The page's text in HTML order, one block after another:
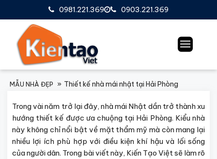
0903.221.369
0981.221.369
MẪU NHÀ ĐẸP Thiết kế nhà mái nhật tại Hải Phòng
Trong vài năm trở lại đây, nhà mái Nhật dần trở thành xu
hướng thiết kế được ưa chuộng tại Hải Phòng. Kiểu nhà
này không chỉ nổi bật về mặt thẩm mỹ mà còn mang lại
nhiều lợi ích phù hợp với điều kiện khí hậu và lối sống
của người dân. Trong bài viết này, Kiến Tạo Việt sẽ làm rõ